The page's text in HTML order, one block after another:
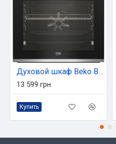
Духовой шкаф Beko BBIM13300XD
13 599 грн
Купить